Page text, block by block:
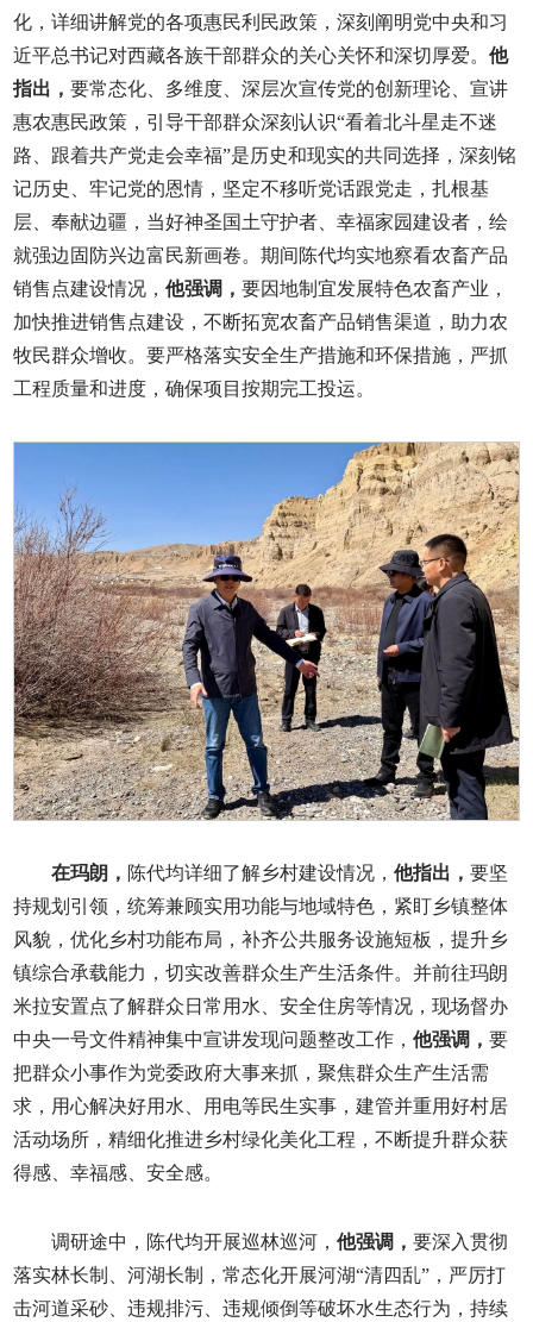
化，详细讲解党的各项惠民利民政策，深刻阐明党中央和习
近平总书记对西藏各族干部群众的关心关怀和深切厚爱。他
指出，要常态化、多维度、深层次宣传党的创新理论、宣讲
惠农惠民政策，引导干部群众深刻认识“看着北斗星走不迷
路、跟着共产党走会幸福”是历史和现实的共同选择，深刻铭
记历史、牢记党的恩情，坚定不移听党话跟党走，扎根基
层、奉献边疆，当好神圣国土守护者、幸福家园建设者，绘
就强边固防兴边富民新画卷。期间陈代均实地察看农畜产品
销售点建设情况，他强调，要因地制宜发展特色农畜产业，
加快推进销售点建设，不断拓宽农畜产品销售渠道，助力农
牧民群众增收。要严格落实安全生产措施和环保措施，严抓
工程质量和进度，确保项目按期完工投运。
在玛朗， 陈代均详细了解乡村建设情况，他指出，要坚
持规划引领，统筹兼顾实用功能与地域特色，紧盯乡镇整体
风貌，优化乡村功能布局，补齐公共服务设施短板，提升乡
镇综合承载能力，切实改善群众生产生活条件。并前往玛朗
米拉安置点了解群众日常用水、安全住房等情况，现场督办
中央一号文件精神集中宣讲发现问题整改工作，他强调，要
把群众小事作为党委政府大事来抓，聚焦群众生产生活需
求，用心解决好用水、用电等民生实事，建管并重用好村居
活动场所，精细化推进乡村绿化美化工程，不断提升群众获
得感、幸福感、安全感。
调研途中，陈代均开展巡林巡河，他强调，要深入贯彻
落实林长制、河湖长制，常态化开展河湖“清四乱”，严厉打
击河道采砂、违规排污、违规倾倒等破坏水生态行为，持续